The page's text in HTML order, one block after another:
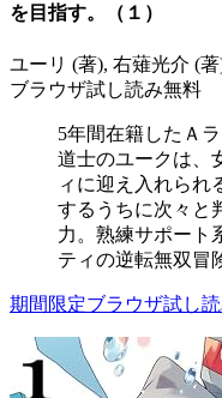
を目指す。（１）
ユーリ (著), 右薙光介 (
ブラウザ試し読み無料
5年間在籍したＡ
道士のユークは、
ィに迎え入れら
するうちに次々と
力。熟練サポート
ティの逆転無双冒
期間限定ブラウザ試し